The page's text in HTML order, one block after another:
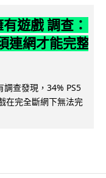
遊戲 調查：
連網才能完整
調查發現，34% PS5
在完全斷網下無法完